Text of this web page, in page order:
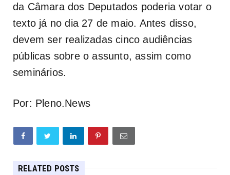
da Câmara dos Deputados poderia votar o
texto já no dia 27 de maio. Antes disso,
devem ser realizadas cinco audiências
públicas sobre o assunto, assim como
seminários.
Por: Pleno.News
RELATED POSTS